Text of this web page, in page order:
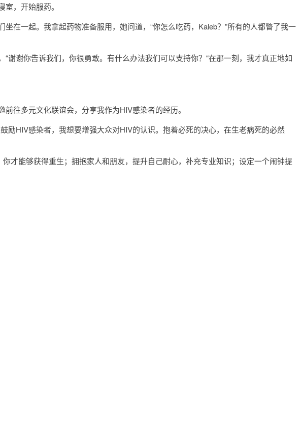
，开始服药。
在一起。我拿起药物准备服用，她问道，“你怎么吃药，Kaleb？”所有的人都瞥了我一
谢你告诉我们，你很勇敢。有什么办法我们可以支持你？“在那一刻，我才真正地如
往多元文化联谊会，分享我作为HIV感染者的经历。
HIV感染者，我想要增强大众对HIV的认识。抱着必死的决心，在生老病死的必然
才能够获得重生；拥抱家人和朋友，提升自己耐心，补充专业知识；设定一个闹钟提